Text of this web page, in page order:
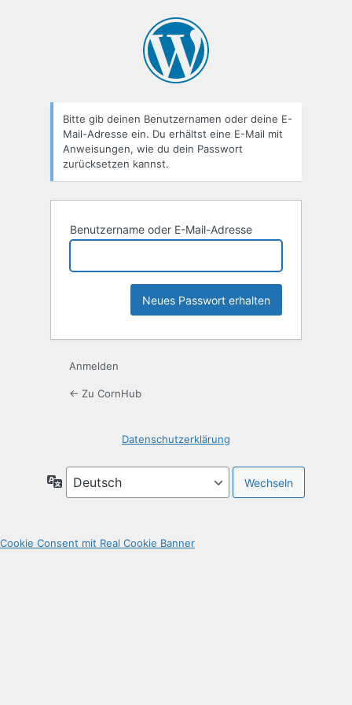
Bitte gib deinen Benutzernamen oder deine E-
Mail-Adresse ein. Du erhältst eine E-Mail mit
Anweisungen, wie du dein Passwort
zurücksetzen kannst.
Benutzername oder E-Mail-Adresse
Anmelden
← Zu CornHub
Datenschutzerklärung
Sprache
Cookie Consent mit Real Cookie Banner